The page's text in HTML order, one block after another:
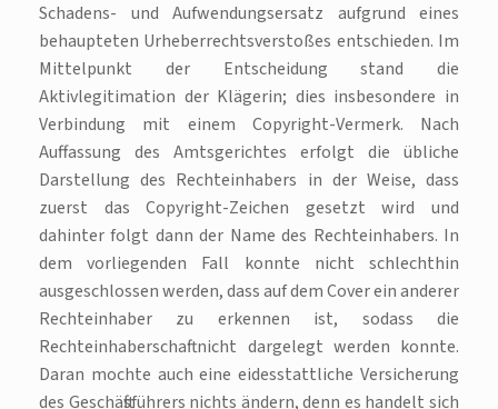
Schadens- und Aufwendungsersatz aufgrund eines
behaupteten Urheberrechtsverstoßes entschieden. Im
Mittelpunkt der Entscheidung stand die
Aktivlegitimation der Klägerin; dies insbesondere in
Verbindung mit einem Copyright-Vermerk. Nach
Auffassung des Amtsgerichtes erfolgt die übliche
Darstellung des Rechteinhabers in der Weise, dass
zuerst das Copyright-Zeichen gesetzt wird und
dahinter folgt dann der Name des Rechteinhabers. In
dem vorliegenden Fall konnte nicht schlechthin
ausgeschlossen werden, dass auf dem Cover ein anderer
Rechteinhaber zu erkennen ist, sodass die
Rechteinhaberschaft nicht dargelegt werden konnte.
Daran mochte auch eine eidesstattliche Versicherung
des Geschäftsführers nichts ändern, denn es handelt sich